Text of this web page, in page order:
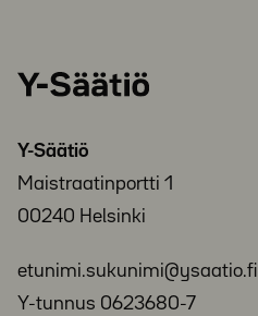
Y-
Y-Säätiö
Maistraatinportti 1
00240 Helsinki
etunimi.sukunimi@ysaatio.fi
Y-tunnus 0623680-7